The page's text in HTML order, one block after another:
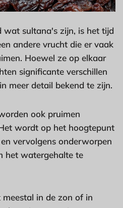
wat sultana's zijn, is het tijd
andere vrucht die er vaak
Hoewel ze op elkaar
significante verschillen
meer detail bekend te zijn.
ook pruimen
wordt op het hoogtepunt
vervolgens onderworpen
het watergehalte te
in de zon of in